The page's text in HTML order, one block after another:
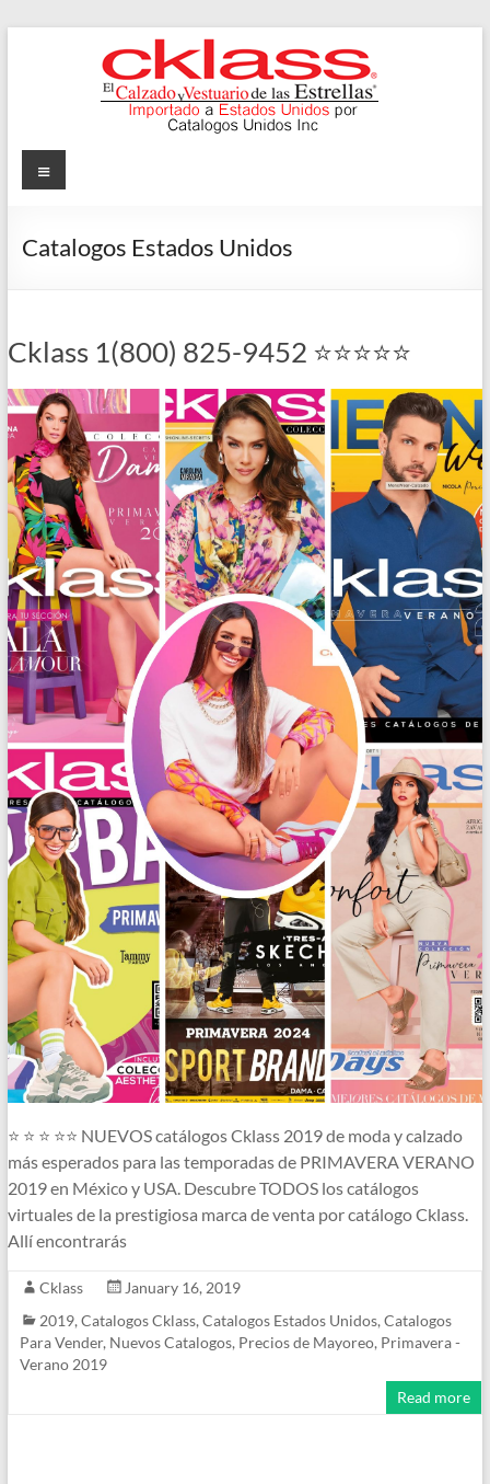
Cklass
y
Estrellas
Menu
Catalogos Estados Unidos
Cklass 1(800) 825-9452 ⭐⭐⭐⭐⭐
⭐ ⭐ ⭐ ⭐⭐ NUEVOS catálogos Cklass 2019 de moda y calzado
más esperados para las temporadas de PRIMAVERA VERANO
2019 en México y USA. Descubre TODOS los catálogos
virtuales de la prestigiosa marca de venta por catálogo Cklass.
Allí encontrarás
Cklass
January 16, 2019
2019, Catalogos Cklass, Catalogos Estados Unidos, Catalogos
Para Vender, Nuevos Catalogos, Precios de Mayoreo, Primavera -
Verano 2019
Read more